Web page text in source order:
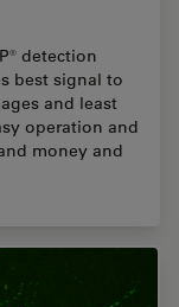
detection
best signal to
and least
operation and
money and